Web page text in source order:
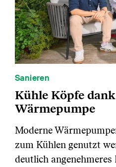
Sanieren
Kühle Köpfe
Wärmepumpe
Moderne
zum Kühlen genutzt
deutlich